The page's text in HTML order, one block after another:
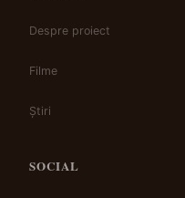
Despre proiect
Filme
Știri
SOCIAL